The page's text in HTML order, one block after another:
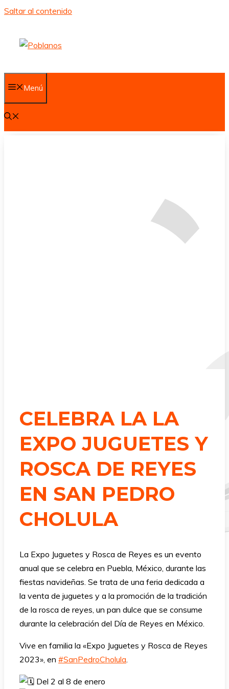
Saltar al contenido
Menú
CELEBRA LA LA
EXPO JUGUETES Y
ROSCA DE REYES
EN SAN PEDRO
CHOLULA
La Expo Juguetes y Rosca de Reyes es un evento
anual que se celebra en Puebla, México, durante las
fiestas navideñas. Se trata de una feria dedicada a
la venta de juguetes y a la promoción de la tradición
de la rosca de reyes, un pan dulce que se consume
durante la celebración del Día de Reyes en México.
Vive en familia la «Expo Juguetes y Rosca de Reyes
2023», en #SanPedroCholula.
Del 2 al 8 de enero